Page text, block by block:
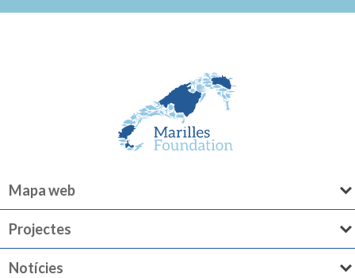
Mapa web
Projectes
Notícies